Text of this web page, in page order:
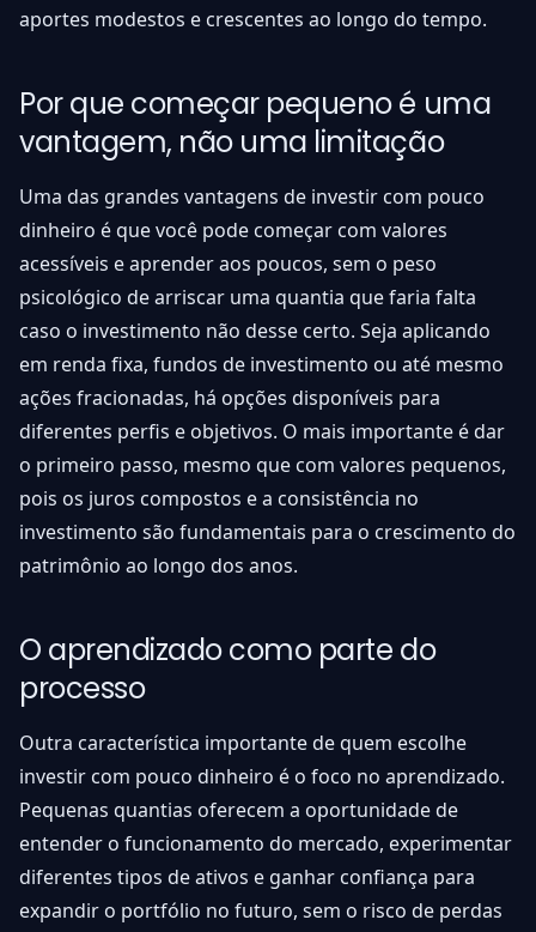
aportes modestos e crescentes ao longo do tempo.
Por que começar pequeno é uma
vantagem, não uma limitação
Uma das grandes vantagens de investir com pouco
dinheiro é que você pode começar com valores
acessíveis e aprender aos poucos, sem o peso
psicológico de arriscar uma quantia que faria falta
caso o investimento não desse certo. Seja aplicando
em renda fixa, fundos de investimento ou até mesmo
ações fracionadas, há opções disponíveis para
diferentes perfis e objetivos. O mais importante é dar
o primeiro passo, mesmo que com valores pequenos,
pois os juros compostos e a consistência no
investimento são fundamentais para o crescimento do
patrimônio ao longo dos anos.
O aprendizado como parte do
processo
Outra característica importante de quem escolhe
investir com pouco dinheiro é o foco no aprendizado.
Pequenas quantias oferecem a oportunidade de
entender o funcionamento do mercado, experimentar
diferentes tipos de ativos e ganhar confiança para
expandir o portfólio no futuro, sem o risco de perdas